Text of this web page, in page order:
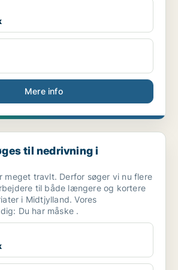
Mere info
i Midtjylland
til nedrivning i
meget travlt. Derfor søger vi nu flere
til både længere og kortere
i Midtjylland. Vores
forventninger til dig: Du har måske .